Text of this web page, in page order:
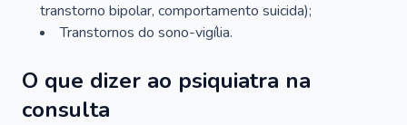
transtorno bipolar, comportamento suicida);
Transtornos do sono-vigília.
O que dizer ao psiquiatra na
consulta